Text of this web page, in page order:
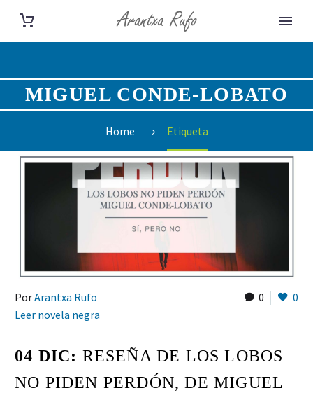
MIGUEL CONDE-LOBATO
Home Etiqueta
0 0
PorArantxa Rufo
Leer novela negra
04 DIC: RESEÑA DE LOS LOBOS
NO PIDEN PERDÓN, DE MIGUEL